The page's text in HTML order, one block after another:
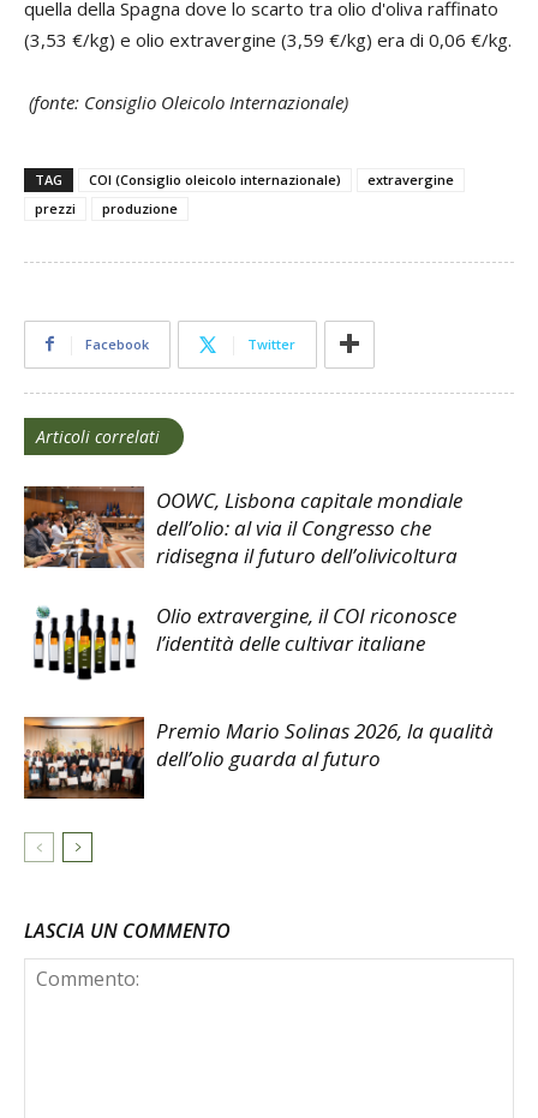
quella della Spagna dove lo scarto tra olio d'oliva raffinato
(3,53 €/kg) e olio extravergine (3,59 €/kg) era di 0,06 €/kg.
(fonte: Consiglio Oleicolo Internazionale)
TAG COI (Consiglio oleicolo internazionale)
extravergine
prezzi
produzione
Facebook Twitter
Articoli correlati
OOWC, Lisbona capitale mondiale
dell’olio: al via il Congresso che
ridisegna il futuro dell’olivicoltura
Olio extravergine, il COI riconosce
l’identità delle cultivar italiane
Premio Mario Solinas 2026, la qualità
dell’olio guarda al futuro
LASCIA UN COMMENTO